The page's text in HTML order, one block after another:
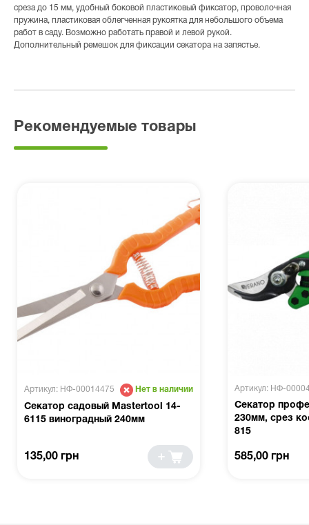
среза до 15 мм, удобный боковой пластиковый фиксатор, проволочная
пружина, пластиковая облегченная рукоятка для небольшого объема
работ в саду. Возможно работать правой и левой рукой.
Дополнительный ремешок для фиксации секатора на запястье.
Рекомендуемые товары
Артикул: НФ-00014475 Нет в наличии
Секатор садовый Mastertool 14-
6115 виноградный 240мм
135,00 грн
Артикул: НФ-
Секатор
230мм, срез
815
585,00 грн